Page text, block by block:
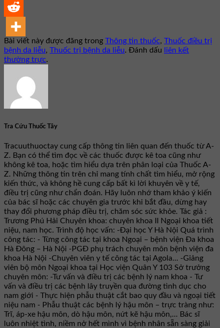
Bài viết này được đăng trong Thông tin thuốc, Thuốc điều trị
bệnh da liễu, Thuốc trị bệnh da liễu. Đánh dấu
liên kết
thường trực.
Tra Cứu Thuốc Tây
Tracuuthuoctay cung cấp thông tin liên quan đến thuốc từ A-
Z. Bạn có thể tìm đọc về các thuốc được kê toa cũng như
không kê toa, hoặc tìm hiểu dựa trên phân loại của Thuốc A-
Z. Những thông tin trên chỉ mang tính chất tìm hiểu, mở rộng
kiến thức, và không hề cung cấp bất kì lời khuyên về y tế,
điều trị cũng như chẩn đoán. Hãy luôn nhớ tham khảo ý kiến
của bác sĩ hoặc các chuyên gia trước khi bắt đầu, dừng hay
thay đổi phương pháp điều trị, chăm sóc sức khỏe. Tác giả :
Trương Phú Hải Chuyên khoa: chuyên khoa II Ngoại khoa tiết
niệu, nam học. Trình độ học vấn: -Đại học Y Hà Nội Quá trình
công tác: - Từng công tác tại khoa Ngoại – bệnh viện Đa khoa
Hà Đông – Hà Nội -PGĐ phụ trách chuyên môn bệnh viện đa
khoa Hà Nội -Chuyên viên y tế công tác tại Agola... -Giảng
viên bộ môn Ngoại khoa tại Học viện Quân Y 103 Sở trưởng
chuyên môn: -Tư vấn và điều trị các bệnh lý nam khoa - Tư
vấn và điều trị các bệnh lây truyền qua đường tình dục cho
nam giới - Thực hiện phẫu thuật cắt bao quy đầu và ngoại tiết
niệu nam - Phẫu thuật các bệnh lý hậu môn – trực tràng như:
Trĩ, áp-xe hậu môn, dò hậu môn, nứt kẽ hậu môn,... Bác sĩ
luôn nhiệt tình, niềm nở hết mình vì bệnh nhân sẵn sàng giải